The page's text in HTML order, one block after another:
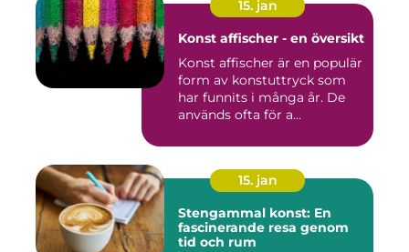
15. jan
Konst affischer - en översikt
Konst affischer är en populär
form av konstuttryck som
har funnits i många år. De
används ofta för a...
15. jan
Stengammal konst: En
fascinerande resa genom
tid och rum